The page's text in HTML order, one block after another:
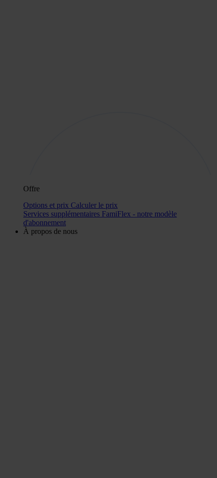
Offre
Options et prix Calculer le prix
Services supplémentaires FamiFlex - notre modèle
d'abonnement
À propos de nous